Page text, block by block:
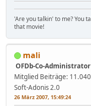
'Are you talkin' to me? You
that movie!
mali
OFDb-Co-Administrator
Mitglied Beiträge: 11.040
Soft-Adonis 2.0
26 März 2007, 15:49:24